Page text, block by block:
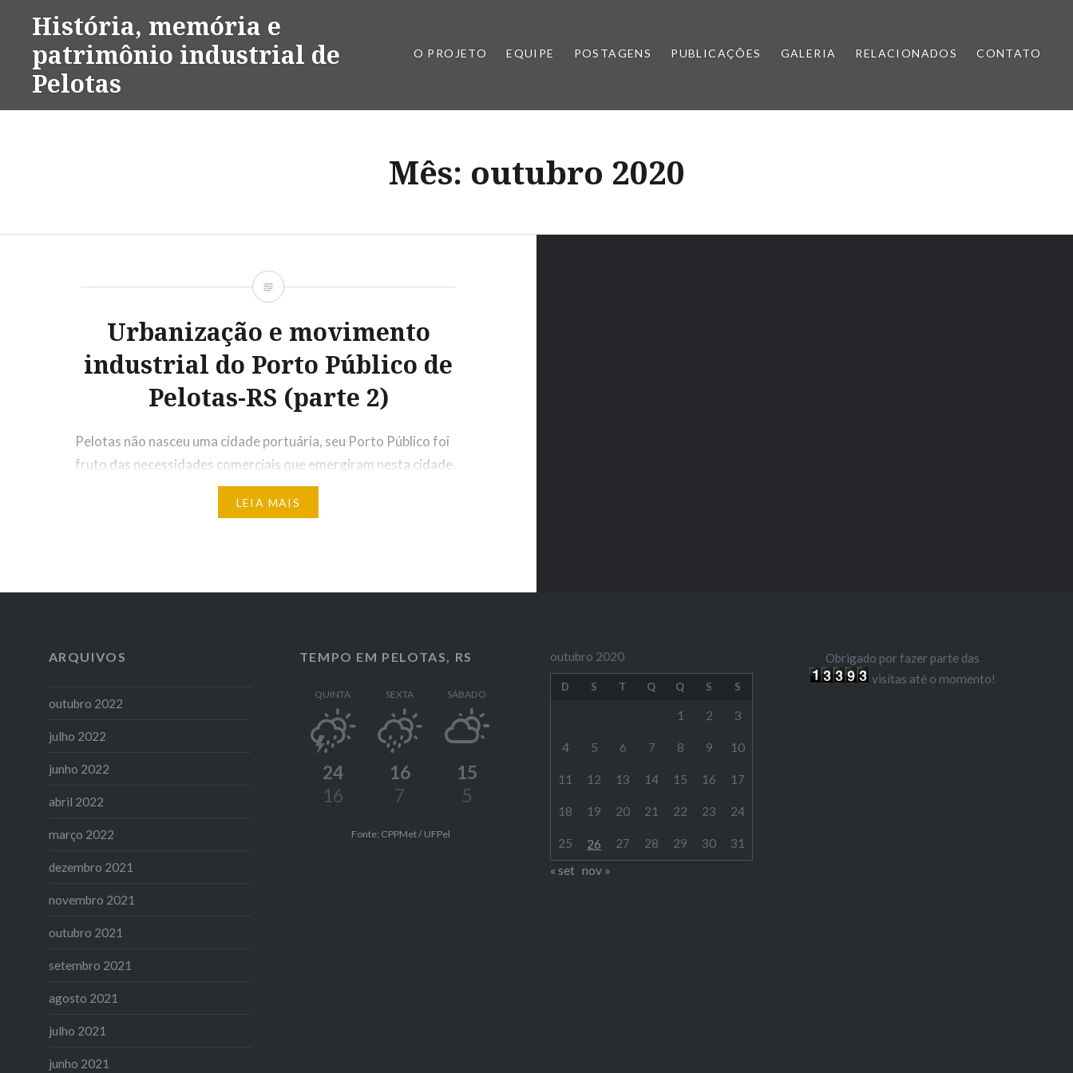
conteúdo
História, memória e
patrimônio industrial de
Pelotas
O PROJETO EQUIPE POSTAGENS PUBLICAÇÕES GALERIA RELACIONADOS CONTATO
Mês: outubro 2020
Urbanização e movimento
industrial do Porto Público de
Pelotas-RS (parte 2)
Pelotas não nasceu uma cidade portuária, seu Porto Público foi
fruto das necessidades comerciais que emergiram nesta cidade.
Ao longo do século XIX, a urbe possuía um sistema industrial de
charqueadas – e outros produtos- que escoavam, via redes
LEIA MAIS
ARQUIVOS
outubro 2022
julho 2022
junho 2022
abril 2022
março 2022
dezembro 2021
novembro 2021
outubro 2021
setembro 2021
agosto 2021
julho 2021
junho 2021
TEMPO EM PELOTAS, RS
QUINTA
24
16
SEXTA
16
7
SÁBADO
15
5
Fonte: CPPMet / UFPel
outubro 2020
D S T Q Q S S
1 2 3
4 5 6 7 8 9 10
11 12 13 14 15 16 17
18 19 20 21 22 23 24
25 26 27 28 29 30
31
« set nov »
Obrigado por fazer parte das
visítas até o momento!